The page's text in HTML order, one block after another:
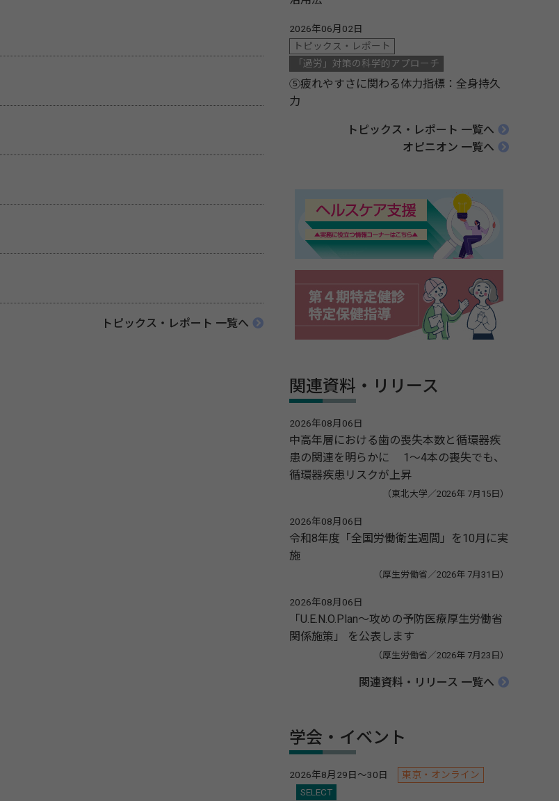
トピックス・レポート 一覧へ
2026年06月02日
トピックス・レポート
「過労」対策の科学的アプローチ
⑤疲れやすさに関わる体力指標：全身持久
力
トピックス・レポート 一覧へ
オピニオン 一覧へ
関連資料・リリース
2026年08月06日
中高年層における歯の喪失本数と循環器疾
患の関連を明らかに 1～4本の喪失でも、
循環器疾患リスクが上昇
（東北大学／2026年 7月15日）
2026年08月06日
令和8年度「全国労働衛生週間」を10月に実
施
（厚生労働省／2026年 7月31日）
2026年08月06日
「U.E.N.O.Plan～攻めの予防医療厚生労働省
関係施策」 を公表します
（厚生労働省／2026年 7月23日）
関連資料・リリース 一覧へ
学会・イベント
2026年8月29日～30日
東京・オンライン
SELECT